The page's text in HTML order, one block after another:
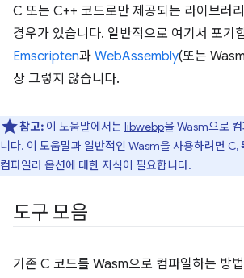
C 또는 C++ 코드로만 제공되는 라이브러
경우가 있습니다. 일반적으로 여기서 포기
Emscripten과 WebAssembly(또는
상 그렇지 않습니다.
참고: 이 도움말에서는libwebp을 Wasm으로
니다. 이 도움말과 일반적인 Wasm을 사용하려면 C,
컴파일러 옵션에 대한 지식이 필요합니다.
도구 모음
기존 C 코드를 Wasm으로 컴파일하는 방